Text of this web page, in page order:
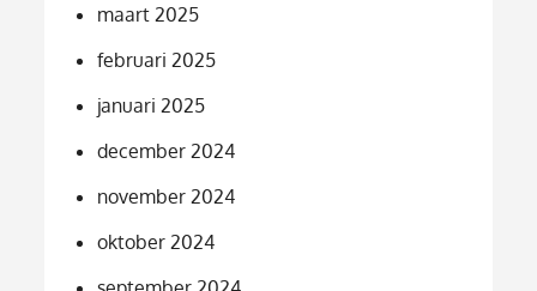
maart 2025
februari 2025
januari 2025
december 2024
november 2024
oktober 2024